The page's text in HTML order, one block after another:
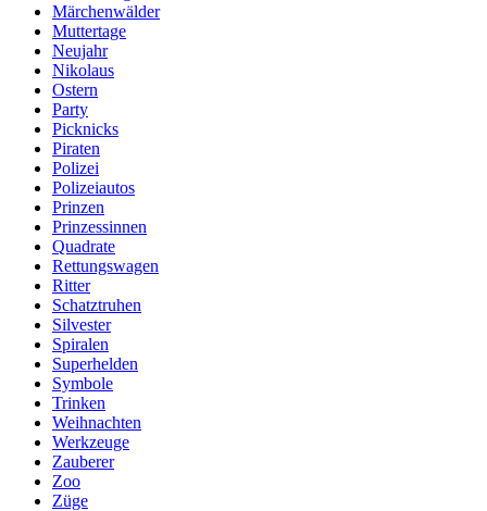
Märchenwälder
Muttertage
Neujahr
Nikolaus
Ostern
Party
Picknicks
Piraten
Polizei
Polizeiautos
Prinzen
Prinzessinnen
Quadrate
Rettungswagen
Ritter
Schatztruhen
Silvester
Spiralen
Superhelden
Symbole
Trinken
Weihnachten
Werkzeuge
Zauberer
Zoo
Züge